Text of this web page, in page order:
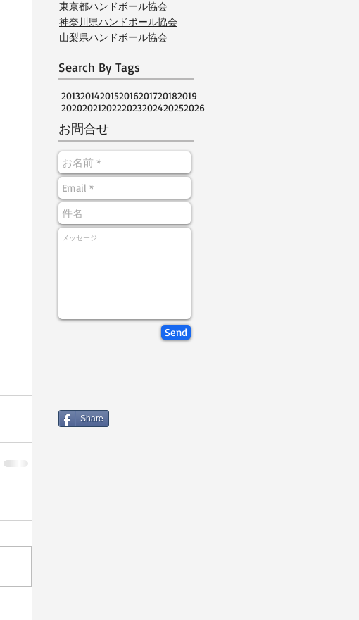
東京都ハンドボール協会
神奈川県ハンドボール協会
山梨県ハンドボール協会
Search By Tags
2013201420152016201720182019
2020202120222023202420252026
お問合せ
Send
Share